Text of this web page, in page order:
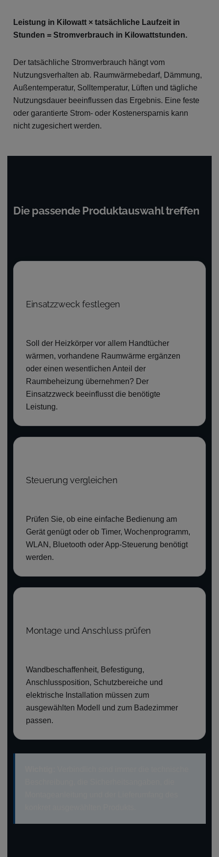
Leistung in Kilowatt × tatsächliche Laufzeit in
Stunden = Stromverbrauch in Kilowattstunden.
Der tatsächliche Stromverbrauch hängt vom
Nutzungsverhalten ab. Raumwärmebedarf, Dämmung,
Außentemperatur, Solltemperatur, Lüften und tägliche
Nutzungsdauer beeinflussen das Ergebnis. Eine feste
oder garantierte Strom- oder Kostenersparnis kann
nicht zugesichert werden.
Die passende Produktauswahl treffen
Einsatzzweck festlegen
Soll der Heizkörper vor allem Handtücher
wärmen, vorhandene Raumwärme ergänzen
oder einen wesentlichen Anteil der
Raumbeheizung übernehmen? Der
Einsatzzweck beeinflusst die benötigte
Leistung.
Steuerung vergleichen
Prüfen Sie, ob eine einfache Bedienung am
Gerät genügt oder ob Timer, Wochenprogramm,
WLAN, Bluetooth oder App-Steuerung benötigt
werden.
Montage und Anschluss prüfen
Wandbeschaffenheit, Befestigung,
Anschlussposition, Schutzbereiche und
elektrische Installation müssen zum
ausgewählten Modell und zum Badezimmer
passen.